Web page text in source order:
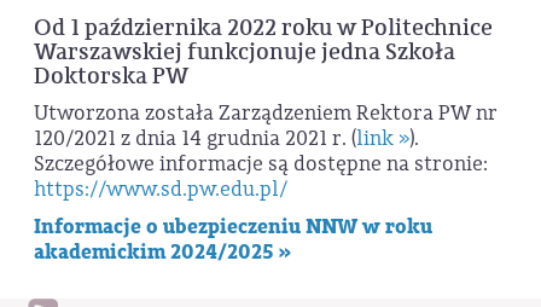
Od 1 października 2022 roku w Politechnice
Warszawskiej funkcjonuje jedna Szkoła
Doktorska PW
Utworzona została Zarządzeniem Rektora PW nr
120/2021 z dnia 14 grudnia 2021 r. (link »).
Szczegółowe informacje są dostępne na stronie:
https://www.sd.pw.edu.pl/
Informacje o ubezpieczeniu NNW w roku
akademickim 2024/2025 »